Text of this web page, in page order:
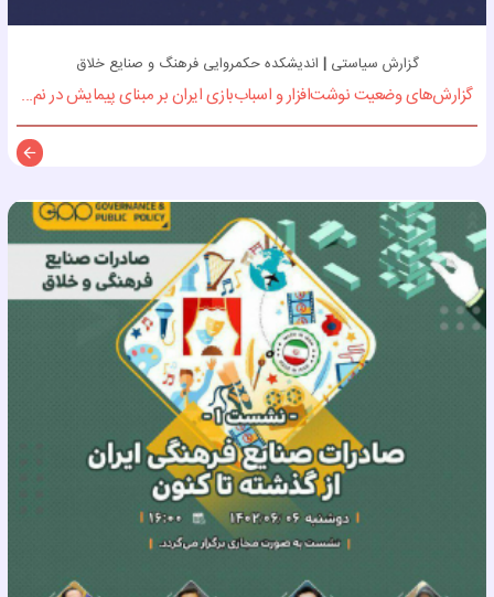
گزارش سیاستی| اندیشکده حکمروایی فرهنگ و صنایع خلاق
گزارش‌های وضعیت نوشت‌افزار و اسباب‌بازی ایران بر مبنای پیمایش در نم...